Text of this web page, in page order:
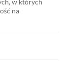
w których
na